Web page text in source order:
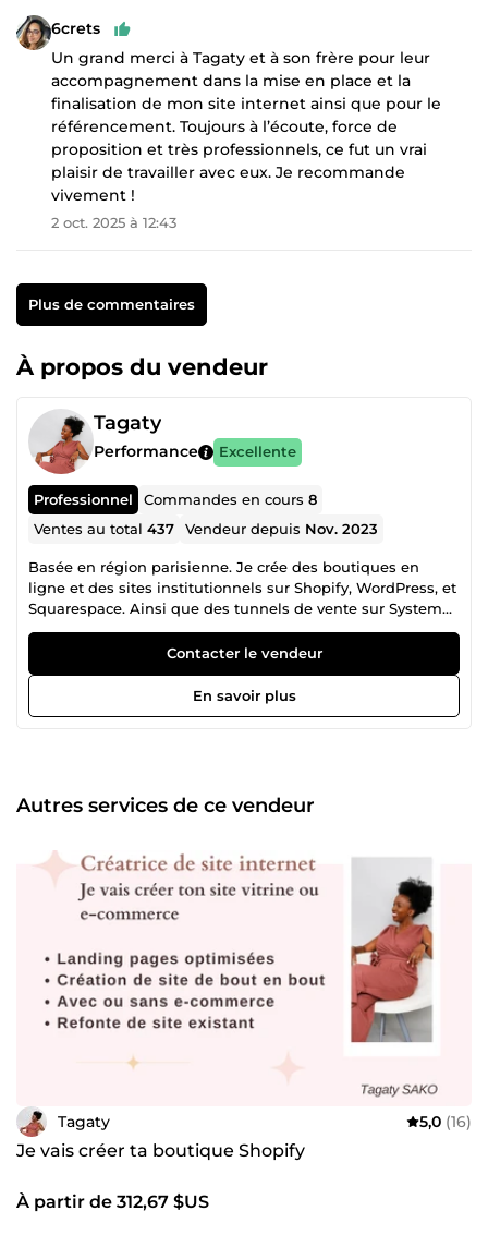
6crets
Un grand merci à Tagaty et à son frère pour leur
accompagnement dans la mise en place et la
finalisation de mon site internet ainsi que pour le
référencement. Toujours à l’écoute, force de
proposition et très professionnels, ce fut un vrai
plaisir de travailler avec eux. Je recommande
vivement !
2 oct. 2025 à 12:43
Plus de commentaires
À propos du vendeur
Tagaty
Performance Excellente
Professionnel Commandes en cours8
Ventes au total437 Vendeur depuis Nov. 2023
Basée en région parisienne. Je crée des boutiques en
ligne et des sites institutionnels sur Shopify, WordPress, et
Squarespace. Ainsi que des tunnels de vente sur Systeme
io et Stan store. Et je vous aide à booster votre visibilité sur
Google dans les résultats de recherche grâce à Google Ads
Search et Shopping. Je créé également vos campagnes de
publicités sur les réseaux sociaux Facebook, Instagram et
Tik tok. N'hésitez pas à parcourir mes différents services
marketing digital, je souhaite vous accompagner dans la
création de votre site internet et vous permettre de
Contacter le vendeur
En savoir plus
Autres services de ce vendeur
Tagaty 5,0 (16)
Je vais créer ta boutique Shopify
À partir de 312,67 $US